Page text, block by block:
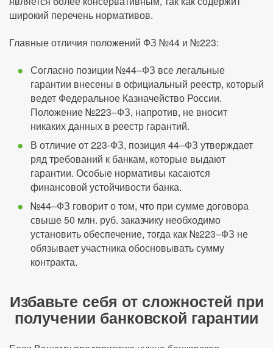
широкий перечень нормативов.
Главные отличия положений ФЗ №44 и №223:
Согласно позиции №44–ФЗ все легальные
гарантии внесены в официальный реестр, который
ведет Федеральное Казначейство России.
Положение №223–ФЗ, напротив, не вносит
никаких данных в реестр гарантий.
В отличие от 223-ФЗ, позиция 44–ФЗ утверждает
ряд требований к банкам, которые выдают
гарантии. Особые нормативы касаются
финансовой устойчивости банка.
№44–ФЗ говорит о том, что при сумме договора
свыше 50 млн. руб. заказчику необходимо
установить обеспечение, тогда как №223–ФЗ не
обязывает участника обосновывать сумму
контракта.
Избавьте себя от сложностей при
получении банковской гарантии